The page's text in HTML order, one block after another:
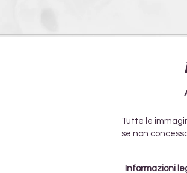
Tutte le
se non
Informazioni